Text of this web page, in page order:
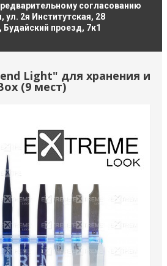
согласованию
2я Институтская, 28
Будайский проезд, 7к1
Light" для хранения и
(9 мест)